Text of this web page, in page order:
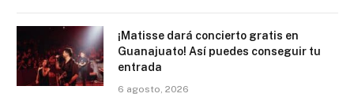
¡Matisse dará concierto gratis en
Guanajuato! Así puedes conseguir tu
entrada
6 agosto, 2026